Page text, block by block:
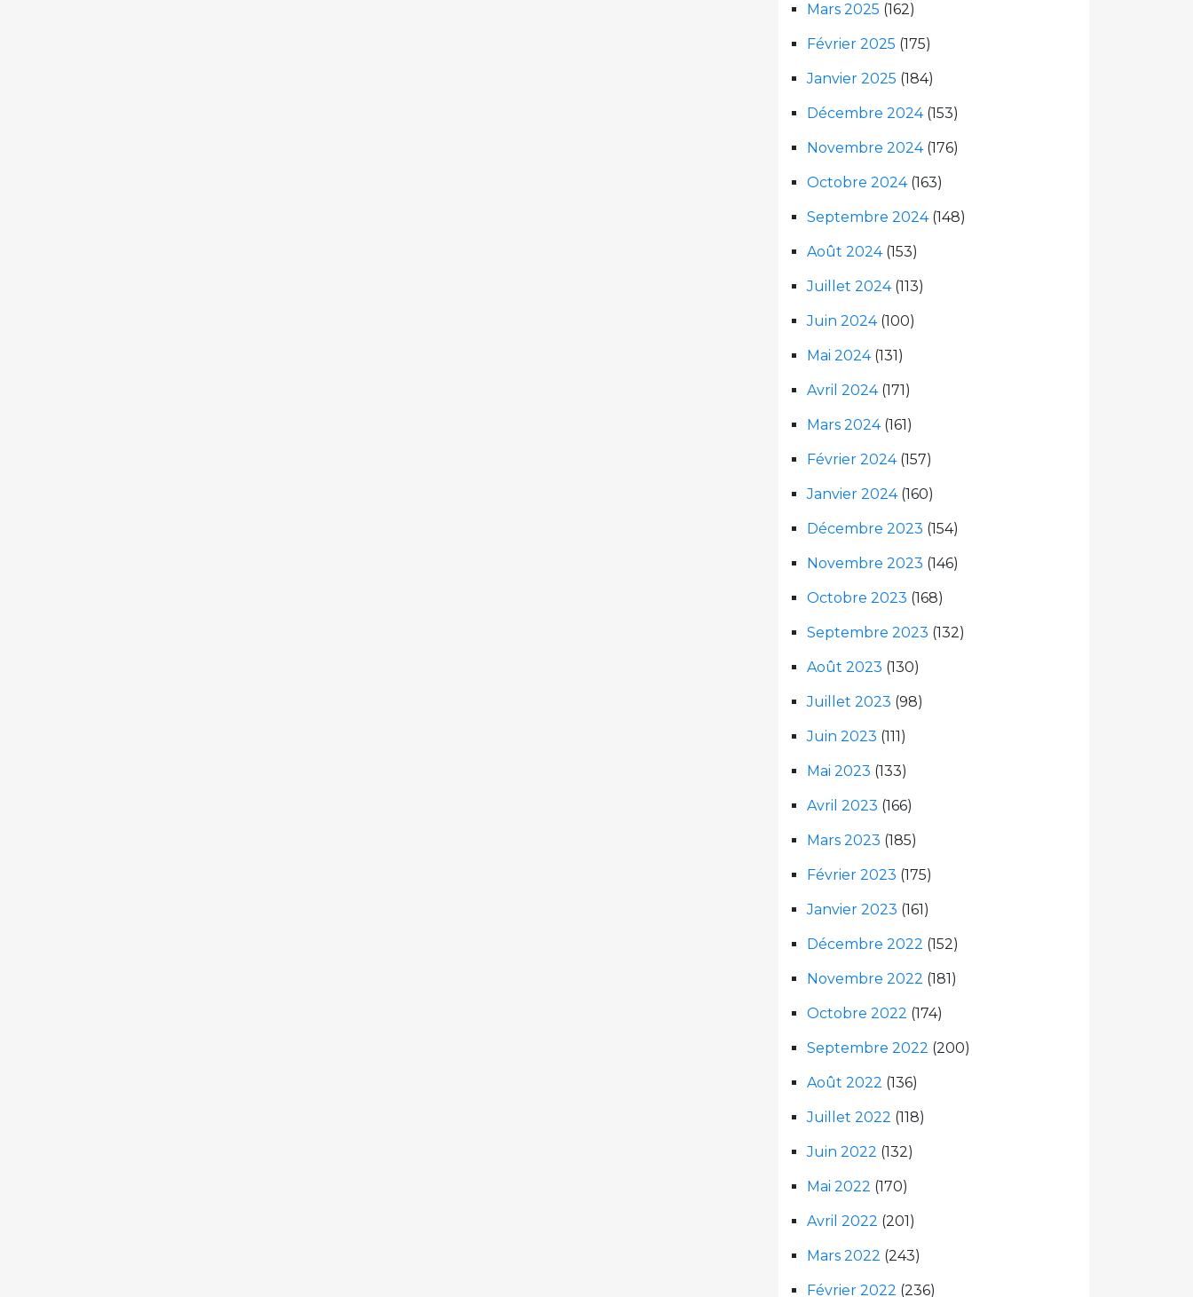
Mars 2025 (162)
Février 2025 (175)
Janvier 2025 (184)
Décembre 2024(153)
Novembre 2024(176)
Octobre 2024(163)
Septembre 2024(148)
Août 2024(153)
Juillet 2024(113)
Juin 2024(100)
Mai 2024(131)
Avril 2024(171)
Mars 2024(161)
Février 2024(157)
Janvier 2024(160)
Décembre 2023 (154)
Novembre 2023 (146)
Octobre 2023 (168)
Septembre 2023 (132)
Août 2023 (130)
Juillet 2023 (98)
Juin 2023 (111)
Mai 2023 (133)
Avril 2023 (166)
Mars 2023 (185)
Février 2023 (175)
Janvier 2023 (161)
Décembre 2022 (152)
Novembre 2022 (181)
Octobre 2022 (174)
Septembre 2022 (200)
Août 2022 (136)
Juillet 2022 (118)
Juin 2022 (132)
Mai 2022 (170)
Avril 2022 (201)
Mars 2022 (243)
Février 2022 (236)